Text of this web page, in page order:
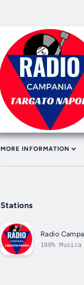
MORE INFORMATION
Stations
Radio
100%